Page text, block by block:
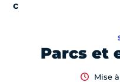
Parcs et
Mise